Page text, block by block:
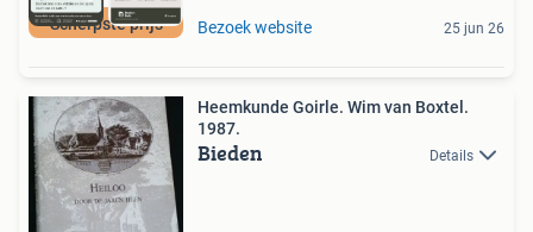
Scherpste prijs Bezoek website 25 jun 26
Heemkunde Goirle. Wim van Boxtel.
1987.
Bieden Details